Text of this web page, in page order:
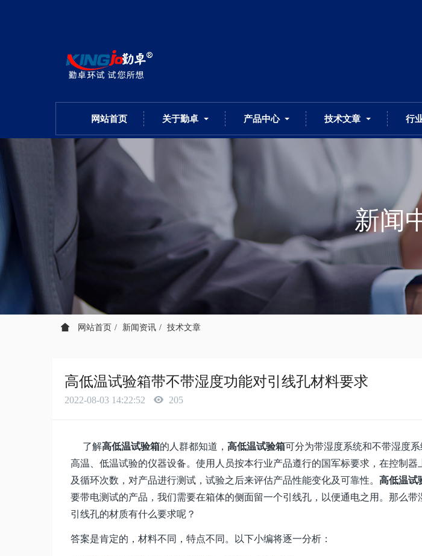
网站首页 关于勤卓 产品中心 技术文章 行
新闻
网站首页 新闻资讯 技术文章
高低温试验箱带不带湿度功能对引线孔材料要求
2022-08-03 14:22:52 205
了解高低温试验箱的人群都知道， 高低温试验箱可分为带湿度系统和不带湿度系
高温、低温试验的仪器设备。使用人员按本行业产品遵行的国军标要求，在控制
及循环次数，对产品进行测试，试验之后来评估产品性能变化及可靠性。 高低温试
要带电测试的产品，我们需要在箱体的侧面留一个引线孔，以便通电之用。那么带
引线孔的材质有什么要求呢？
答案是肯定的，材料不同，特点不同。以下小编将逐一分析：